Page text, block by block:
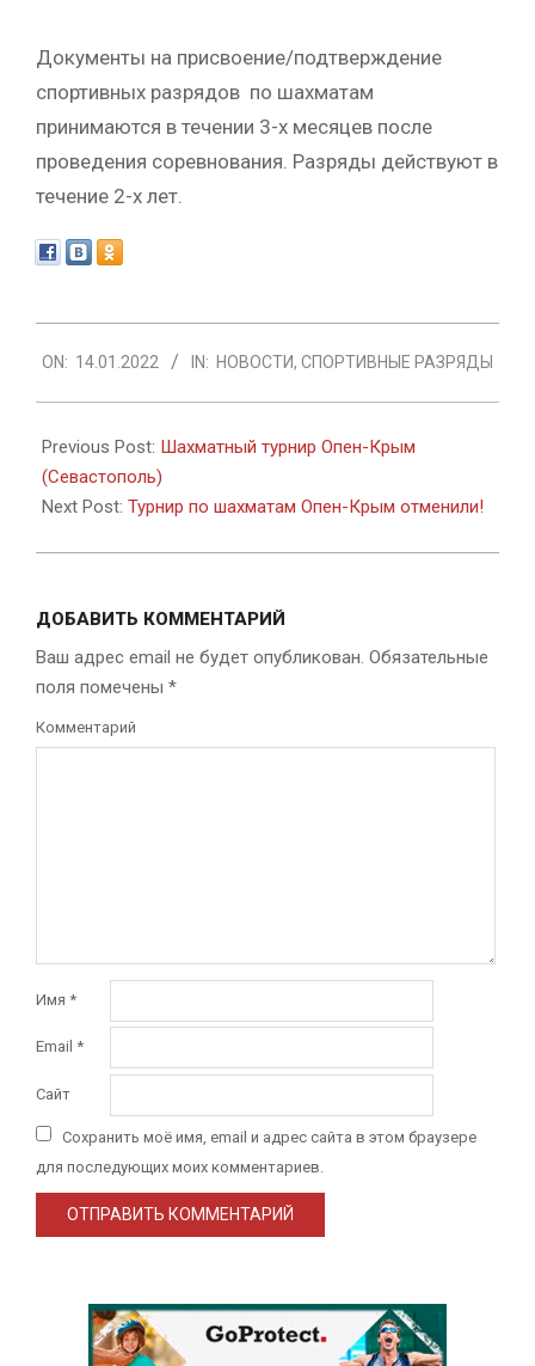
Документы на присвоение/подтверждение
спортивных разрядов по шахматам
принимаются в течении 3-х месяцев после
проведения соревнования. Разряды действуют в
течение 2-х лет.
01-
14
ON: 14.01.2022 IN: НОВОСТИ, СПОРТИВНЫЕ РАЗРЯДЫ
Previous Post: Шахматный турнир Опен-Крым
(Севастополь)
Next Post: Турнир по шахматам Опен-Крым отменили!
ДОБАВИТЬ КОММЕНТАРИЙ
Ваш адрес email не будет опубликован. Обязательные
поля помечены *
Комментарий
Имя *
Email *
Сайт
Сохранить моё имя, email и адрес сайта в этом браузере
для последующих моих комментариев.